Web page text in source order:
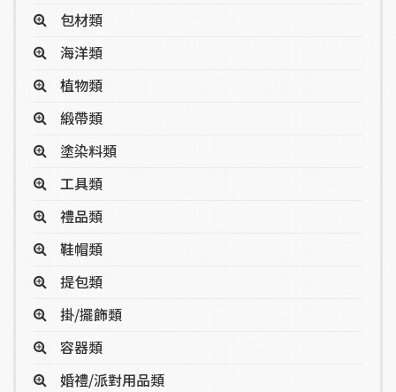
包材類
海洋類
植物類
緞帶類
塗染料類
工具類
禮品類
鞋帽類
提包類
掛/擺飾類
容器類
婚禮/派對用品類